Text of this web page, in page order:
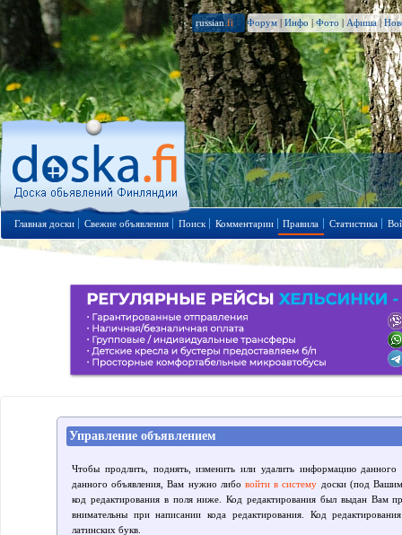
russian.fi Форум | Инфо | Фото | Афиша|
Главная доски Свежие объявления Поиск Комментарии Правила Статистика
Управление объявлением
Чтобы продлить, поднять, изменить или удалить информацию
данного объявления, Вам нужно либо войти в систему доски (под
код редактирования в поля ниже. Код редактирования был выдан Вам
внимательны при написании кода редактирования. Код
латинских букв.